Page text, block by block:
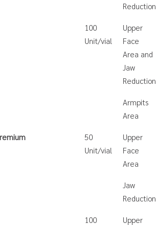
Reduction
100
Unit/vial
Upper
Face
Area and
Jaw
Reduction
Armpits
Area
50
Unit/vial
Upper
Face
Area
Jaw
Reduction
100
Upper